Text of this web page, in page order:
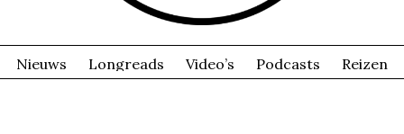
Nieuws Longreads Video’s Podcasts Reizen